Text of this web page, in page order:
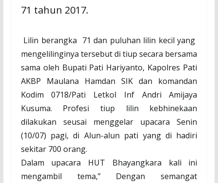
71 tahun 2017.
Lilin berangka 71 dan puluhan lilin kecil yang
mengelilinginya tersebut di tiup secara bersama
sama oleh Bupati Pati Hariyanto, Kapolres Pati
AKBP Maulana Hamdan SIK dan komandan
Kodim 0718/Pati Letkol Inf Andri Amijaya
Kusuma. Profesi tiup lilin kebhinekaan
dilakukan seusai menggelar upacara Senin
(10/07) pagi, di Alun-alun pati yang di hadiri
sekitar 700 orang.
Dalam upacara HUT Bhayangkara kali ini
mengambil tema,” Dengan semangat